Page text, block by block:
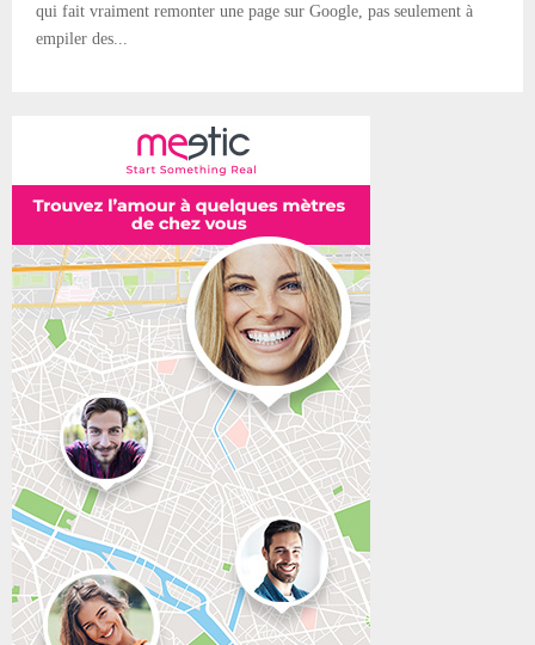
qui fait vraiment remonter une page sur Google, pas seulement à
empiler des...